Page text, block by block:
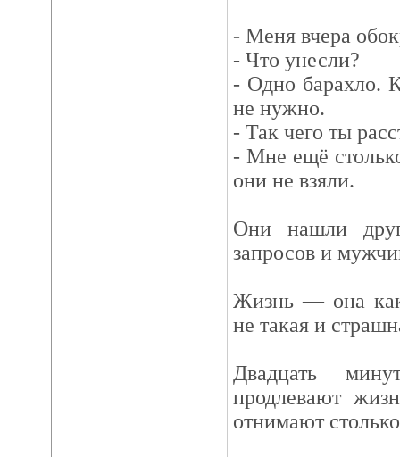
- Меня вчера
- Что унесли?
- Одно барахло.
не нужно.
- Так чего ты
- Мне ещё
они не взяли.
Они нашли
запросов и
Жизнь — она
не такая и
Двадцать
продлевают
отнимают